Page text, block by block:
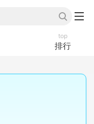
top
排行